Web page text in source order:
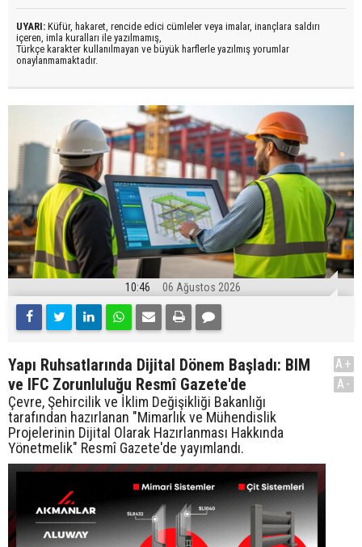
UYARI: Küfür, hakaret, rencide edici cümleler veya imalar, inançlara saldırı
içeren, imla kuralları ile yazılmamış,
Türkçe karakter kullanılmayan ve büyük harflerle yazılmış yorumlar
onaylanmamaktadır.
10:46 06 Ağustos 2026
Yapı Ruhsatlarında Dijital Dönem Başladı: BIM
ve IFC Zorunluluğu Resmî Gazete'de
Çevre, Şehircilik ve İklim Değişikliği Bakanlığı
tarafından hazırlanan "Mimarlık ve Mühendislik
Projelerinin Dijital Olarak Hazırlanması Hakkında
Yönetmelik" Resmî Gazete'de yayımlandı.
A+
A-